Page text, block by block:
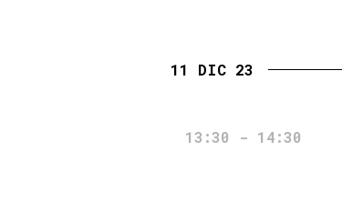
11 DIC 23
13:30 - 14:30